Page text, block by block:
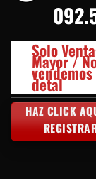
Solo
Mayor /
detal
HAZ CLICK